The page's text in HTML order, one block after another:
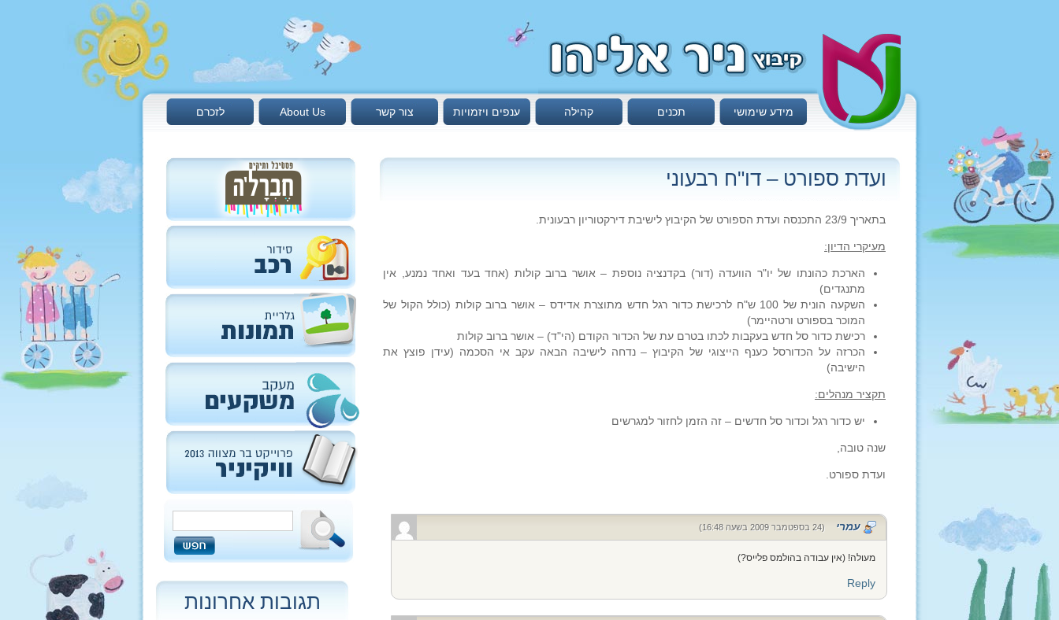
לזכרם About Us צור קשר ענפים ויזמויות קהילה תכנים מידע שימושי
ועדת ספורט – דו"ח רבעוני
בתאריך 23/9 התכנסה ועדת הספורט של הקיבוץ לישיבת דירקטוריון רבעונית.
מעיקרי הדיון:
הארכת כהונתו של יו"ר הוועדה (דור) בקדנציה נוספת – אושר ברוב קולות (אחד בעד ואחד נמנע, אין
מתנגדים)
השקעה הונית של 100 ש"ח לרכישת כדור רגל חדש מתוצרת אדידס – אושר ברוב קולות (כולל הקול של
המוכר בספורט ורטהיימר)
רכישת כדור סל חדש בעקבות לכתו בטרם עת של הכדור הקודם (הי"ד) – אושר ברוב קולות
הכרזה על הכדורסל כענף הייצוגי של הקיבוץ – נדחה לישיבה הבאה עקב אי הסכמה (עידן פוצץ את
הישיבה)
תקציר מנהלים:
יש כדור רגל וכדור סל חדשים – זה הזמן לחזור למגרשים
שנה טובה,
ועדת ספורט.
עמרי (24 בספטמבר 2009 בשעה 16:48)
מעולה! (אין עבודה בהולמס פלייס?)
Reply
תגובות אחרונות